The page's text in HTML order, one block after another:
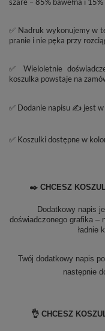
szare – 85% bawełna i
✅ Nadruk wykonujemy w
pranie i nie pęka przy
✅ Wieloletnie
koszulka powstaje na
✅ Dodanie napisu ✍️ jest
✅ Koszulki dostępne w
✒️ CHCESZ
Dodatkowy napis
doświadczonego grafika –
ładnie
Twój dodatkowy napis
następnie
👌 CHCESZ